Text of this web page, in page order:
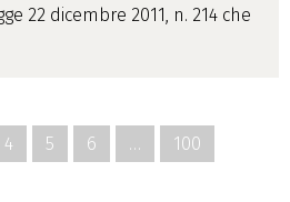
22 dicembre 2011, n. 214 che
4 5 6 … 100